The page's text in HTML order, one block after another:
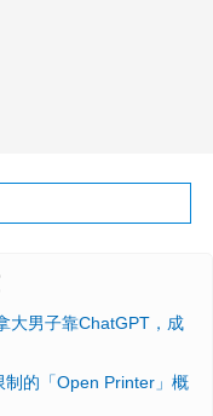
大男子靠ChatGPT，成
的「Open Printer」概